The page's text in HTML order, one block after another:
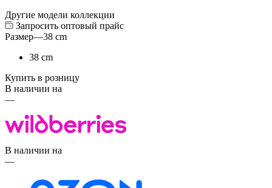
Другие модели коллекции
Запросить оптовый прайс
Размер—38 cm
38 cm
Купить в розницу
В наличии на
—
В наличии на
—